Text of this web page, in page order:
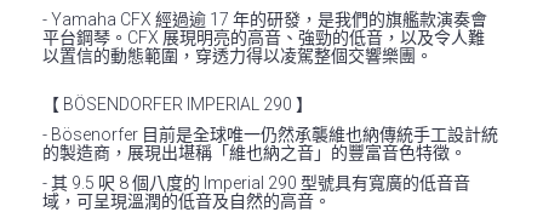
- Yamaha CFX 經過逾 17 年的研發，是我們的旗艦款演奏會
平台鋼琴。CFX 展現明亮的高音、強勁的低音，以及令人難
以置信的動態範圍，穿透力得以凌駕整個交響樂團。
【 BÖSENDORFER IMPERIAL 290 】
- Bösenorfer 目前是全球唯一仍然承襲維也納傳統手工設計統
的製造商，展現出堪稱「維也納之音」的豐富音色特徵。
- 其 9.5 呎 8 個八度的 Imperial 290 型號具有寬廣的低音音
域，可呈現溫潤的低音及自然的高音。